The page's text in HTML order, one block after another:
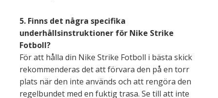
5. Finns det några specifika
underhållsinstruktioner för Nike Strike
Fotboll?
För att hålla din Nike Strike Fotboll i bästa skick
rekommenderas det att förvara den på en torr
plats när den inte används och att rengöra den
regelbundet med en fuktig trasa. Se till att inte